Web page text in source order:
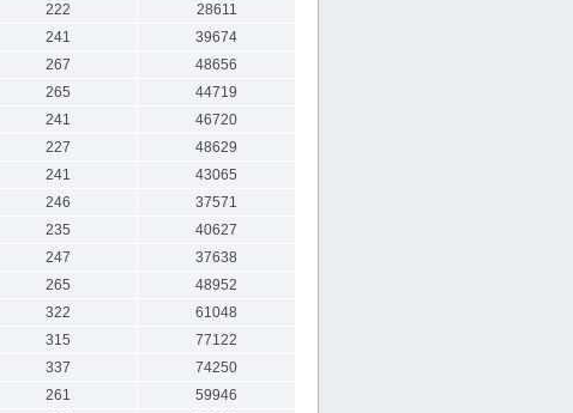
222
28611
241
39674
267
48656
265
44719
241
46720
227
48629
241
43065
246
37571
235
40627
247
37638
265
48952
322
61048
315
77122
337
74250
261
59946